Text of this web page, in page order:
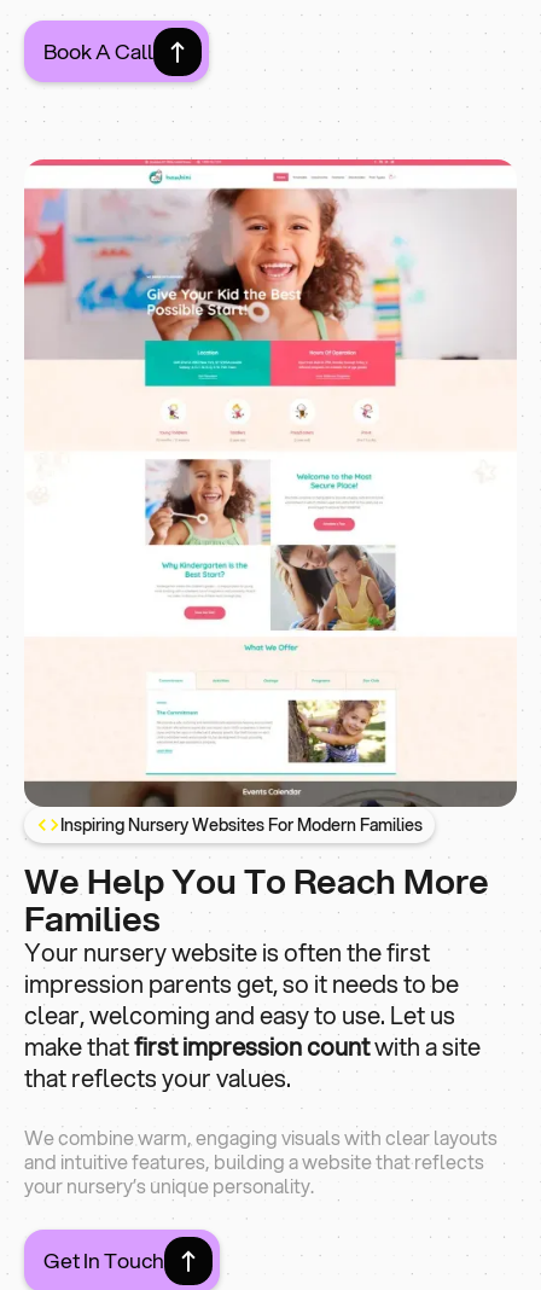
Book A Call
Inspiring Nursery Websites For Modern Families
We Help You To Reach More
Families
Your nursery website is often the first
impression parents get, so it needs to be
clear, welcoming and easy to use. Let us
make thatfirst impression countwith a site
that reflects your values.
We combine warm, engaging visuals with clear layouts
and intuitive features, building a website that reflects
your nursery’s unique personality.
Get In Touch